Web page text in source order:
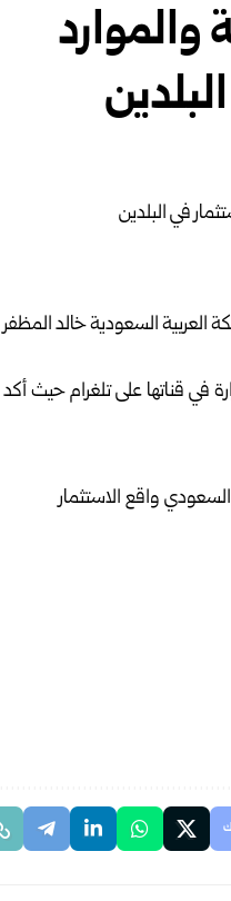
والموارد
العربية السعودية خالد المظفر
في قناتها على تلغرام‏ حيث ‏أكد